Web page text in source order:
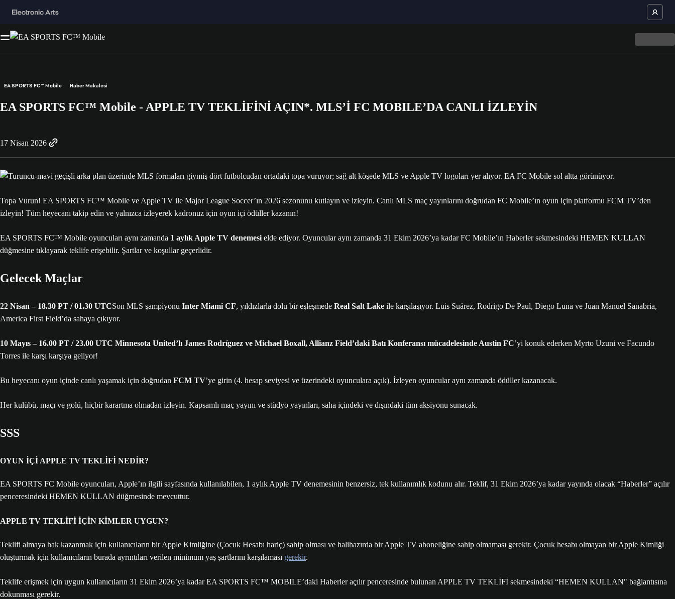
EA SPORTS FC™ Mobile Haber Makalesi
EA SPORTS FC™ Mobile - APPLE TV TEKLİFİNİ AÇIN*. MLS’İ FC MOBILE’DA CANLI İZLEYİN
17 Nisan 2026
Topa Vurun! EA SPORTS FC™ Mobile ve Apple TV ile Major League Soccer’ın 2026 sezonunu kutlayın ve izleyin. Canlı MLS maç yayınlarını doğrudan FC Mobile’ın oyun için platformu FCM TV’den
izleyin! Tüm heyecanı takip edin ve yalnızca izleyerek kadronuz için oyun içi ödüller kazanın!
EA SPORTS FC™ Mobile oyuncuları aynı zamanda 1 aylık Apple TV denemesi elde ediyor. Oyuncular aynı zamanda 31 Ekim 2026’ya kadar FC Mobile’ın Haberler sekmesindeki HEMEN KULLAN
düğmesine tıklayarak teklife erişebilir. Şartlar ve koşullar geçerlidir.
Gelecek Maçlar
22 Nisan – 18.30 PT / 01.30 UTCSon MLS şampiyonu Inter Miami CF, yıldızlarla dolu bir eşleşmede Real Salt Lake ile karşılaşıyor. Luis Suárez, Rodrigo De Paul, Diego Luna ve Juan Manuel Sanabria,
America First Field’da sahaya çıkıyor.
10 Mayıs – 16.00 PT / 23.00 UTC Minnesota United’lı James Rodríguez ve Michael Boxall, Allianz Field’daki Batı Konferansı mücadelesinde Austin FC’yi konuk ederken Myrto Uzuni ve Facundo
Torres ile karşı karşıya geliyor!
Bu heyecanı oyun içinde canlı yaşamak için doğrudan FCM TV’ye girin (4. hesap seviyesi ve üzerindeki oyunculara açık). İzleyen oyuncular aynı zamanda ödüller kazanacak.
Her kulübü, maçı ve golü, hiçbir karartma olmadan izleyin. Kapsamlı maç yayını ve stüdyo yayınları, saha içindeki ve dışındaki tüm aksiyonu sunacak.
SSS
OYUN İÇİ APPLE TV TEKLİFİ NEDİR?
EA SPORTS FC Mobile oyuncuları, Apple’ın ilgili sayfasında kullanılabilen, 1 aylık Apple TV denemesinin benzersiz, tek kullanımlık kodunu alır. Teklif, 31 Ekim 2026’ya kadar yayında olacak “Haberler” açılır
penceresindeki HEMEN KULLAN düğmesinde mevcuttur.
APPLE TV TEKLİFİ İÇİN KİMLER UYGUN?
Teklifi almaya hak kazanmak için kullanıcıların bir Apple Kimliğine (Çocuk Hesabı hariç) sahip olması ve halihazırda bir Apple TV aboneliğine sahip olmaması gerekir. Çocuk hesabı olmayan bir Apple Kimliği
oluşturmak için kullanıcıların burada ayrıntıları verilen minimum yaş şartlarını karşılaması gerekir.
Teklife erişmek için uygun kullanıcıların 31 Ekim 2026’ya kadar EA SPORTS FC™ MOBILE’daki Haberler açılır penceresinde bulunan APPLE TV TEKLİFİ sekmesindeki “HEMEN KULLAN" bağlantısına
dokunması gerekir.